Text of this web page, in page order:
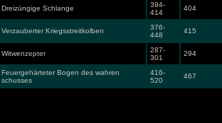
Dreizüngige Schlange
394-
414
404
Verzauberter Kriegsstreitkolben
376-
448
415
Witwenzepter
287-
301
294
Feuergehärteter Bogen des wahren
schusses
416-
520
467